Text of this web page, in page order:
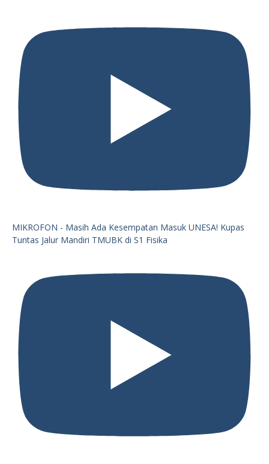
MIKROFON - Masih Ada Kesempatan Masuk UNESA! Kupas
Tuntas Jalur Mandiri TMUBK di S1 Fisika